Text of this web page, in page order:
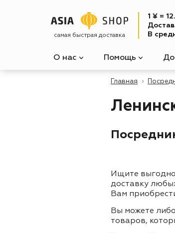
самая быстрая доставка
1 ¥ =
В
О нас Помощь
Главная
Ищите
доставку
Вам
Вы можете
товаров,